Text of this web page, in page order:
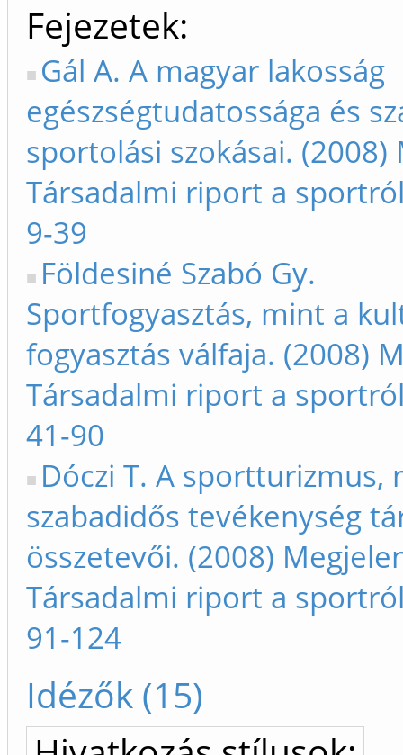
Fejezetek
Gál A. A magyar lakosság
egészségtudatossága és
sportolási szokásai. (2008)
Társadalmi riport a
9-39
Földesiné Szabó Gy.
Sportfogyasztás, mint a
fogyasztás válfaja. (2008)
Társadalmi riport a
41-90
Dóczi T. A sportturizmus,
szabadidős tevékenység
összetevői. (2008)
Társadalmi riport a
91-124
Idézők (15)